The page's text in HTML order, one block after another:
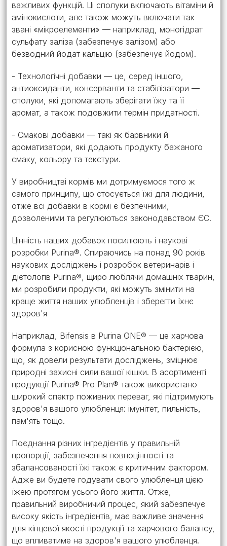
важливих функцій. Ці сполуки включають вітаміни й
амінокислоти, але також можуть включати так
звані «мікроелементи» — наприклад, моногідрат
сульфату заліза (забезпечує залізом) або
безводний йодат кальцію (забезпечує йодом).
- Технологічні добавки — це, серед іншого,
антиоксиданти, консерванти та стабілізатори —
сполуки, які допомагають зберігати їжу та її
аромат, а також подовжити термін придатності.
- Смакові добавки — такі як барвники й
ароматизатори, які додають продукту бажаного
смаку, кольору та текстури.
У виробництві кормів ми дотримуємося того ж
самого принципу, що стосується їжі для людини,
отже всі добавки в кормі є безпечними,
дозволеними та регулюються законодавством ЄС.
Цінність наших добавок посилюють і наукові
розробки Purina®. Спираючись на понад 90 років
наукових досліджень і розробок ветеринарів і
дієтологів Purina®, щиро люблячи домашніх тварин,
ми розробили продукти, які можуть змінити на
краще життя наших улюбленців і зберегти їхнє
здоров'я
Наприклад, Bifensis в Purina ONE® — це харчова
формула з корисною функціональною бактерією,
що, як довели результати досліджень, зміцнює
природні захисні сили вашої кішки. В асортименті
продукції Purina® Pro Plan® також використано
широкий спектр поживних переваг, які підтримують
здоров'я вашого улюбленця: імунітет, пильність,
пам'ять тощо.
Поєднання різних інгредієнтів у правильній
пропорції, забезпечення повноцінності та
збалансованості їжі також є критичним фактором.
Адже ви будете годувати свого улюбленця цією
їжею протягом усього його життя. Отже,
правильний виробничий процес, який забезпечує
високу якість інгредієнтів, має важливе значення
для кінцевої якості продукції та харчового балансу,
що впливатиме на здоров'я вашого улюбленця.